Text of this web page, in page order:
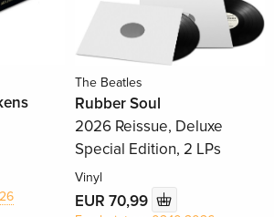
The Beatles
Rubber Soul
2026 Reissue, Deluxe
Special Edition, 2 LPs
Vinyl
EUR 70,99